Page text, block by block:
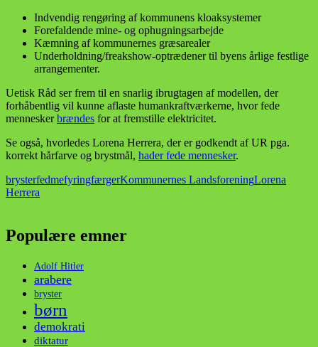
Indvendig rengøring af kommunens kloaksystemer
Forefaldende mine- og ophugningsarbejde
Kæmning af kommunernes græsarealer
Underholdning/freakshow-optrædener til byens årlige festlige
arrangementer.
Uetisk Råd ser frem til en snarlig ibrugtagen af modellen, der
forhåbentlig vil kunne aflaste humankraftværkerne, hvor fede
menneskerbrændes for at fremstille elektricitet.
Se også, hvorledes Lorena Herrera, der er godkendt af UR pga.
korrekt hårfarve og brystmål, hader fede mennesker.
brysterfedmefyringfærgerKommunernes LandsforeningLorena
Herrera
Populære emner
Adolf Hitler
arabere
bryster
børn
demokrati
diktatur